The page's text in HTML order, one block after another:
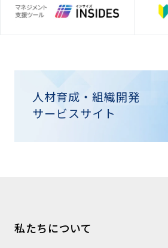
人材育成・組織開発
サービスサイト
私たちについて